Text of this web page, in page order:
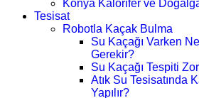
Konya Kalorifer ve
Tesisat
Robotla Kaçak Bulma
Su Kaçağı Varken
Gerekir?
Su Kaçağı Tespiti
Atık Su Tesisatında
Yapılır?